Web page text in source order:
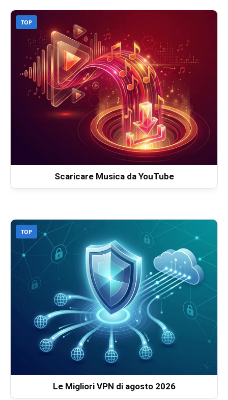
TOP
Scaricare Musica da YouTube
TOP
Le Migliori VPN di agosto 2026